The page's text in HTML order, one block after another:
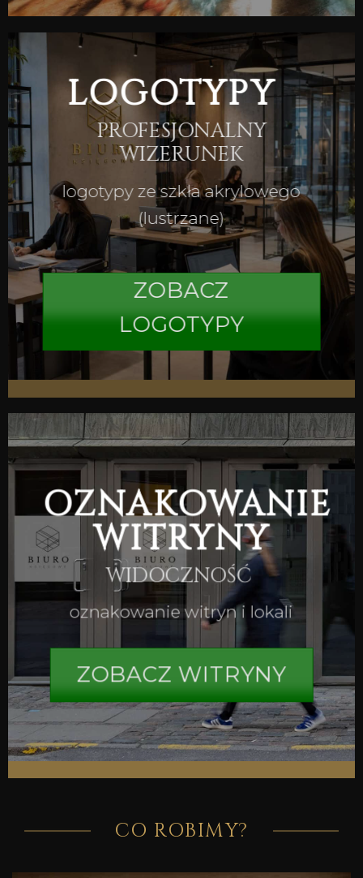
LOGOTYPY
PROFESJONALNY
WIZERUNEK
logotypy ze szkła akrylowego
(lustrzane)
ZOBACZ
LOGOTYPY
OZNAKOWANIE
WITRYNY
WIDOCZNOŚĆ
oznakowanie witryn i lokali
ZOBACZ WITRYNY
CO ROBIMY?